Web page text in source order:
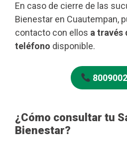
En caso de cierre de las
Bienestar en Cuautempan,
contacto con ellos a través
teléfono disponible.
¿Cómo consultar tu
Bienestar?